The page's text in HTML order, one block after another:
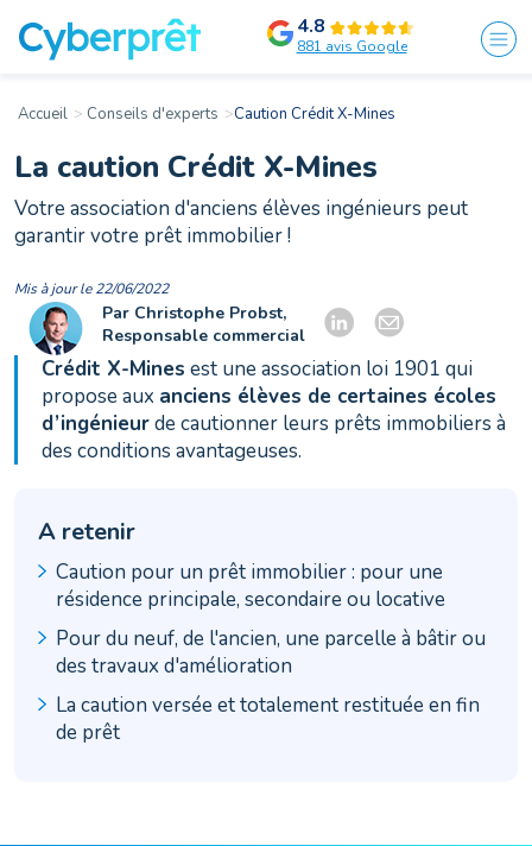
4.8
881 avis Google
Accueil Conseils d'experts Caution Crédit X-Mines
La caution Crédit X-Mines
Votre association d'anciens élèves ingénieurs peut
garantir votre prêt immobilier !
Mis à jour le 22/06/2022
Par Christophe Probst,
Responsable commercial
Crédit X-Mines est une association loi 1901 qui
propose aux anciens élèves de certaines écoles
d’ingénieurde cautionner leurs prêts immobiliers à
des conditions avantageuses.
A retenir
Caution pour un prêt immobilier : pour une
résidence principale, secondaire ou locative
Pour du neuf, de l'ancien, une parcelle à bâtir ou
des travaux d'amélioration
La caution versée et totalement restituée en fin
de prêt